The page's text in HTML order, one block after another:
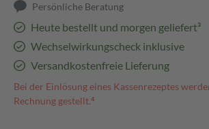
Persönliche Beratung
Heute bestellt und morgen geliefert³
Wechselwirkungscheck inklusive
Versandkostenfreie Lieferung
Bei der Einlösung eines Kassenrezeptes
Rechnung gestellt.⁴